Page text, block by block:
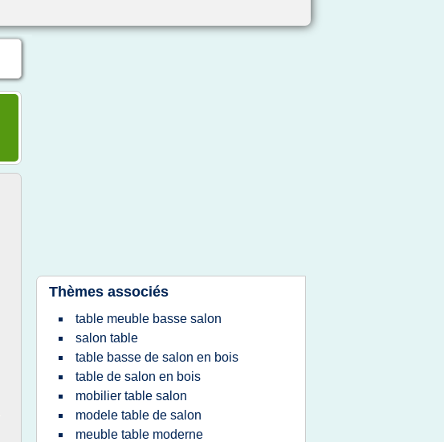
Thèmes associés
table meuble basse salon
salon table
table basse de salon en bois
table de salon en bois
mobilier table salon
modele table de salon
meuble table moderne